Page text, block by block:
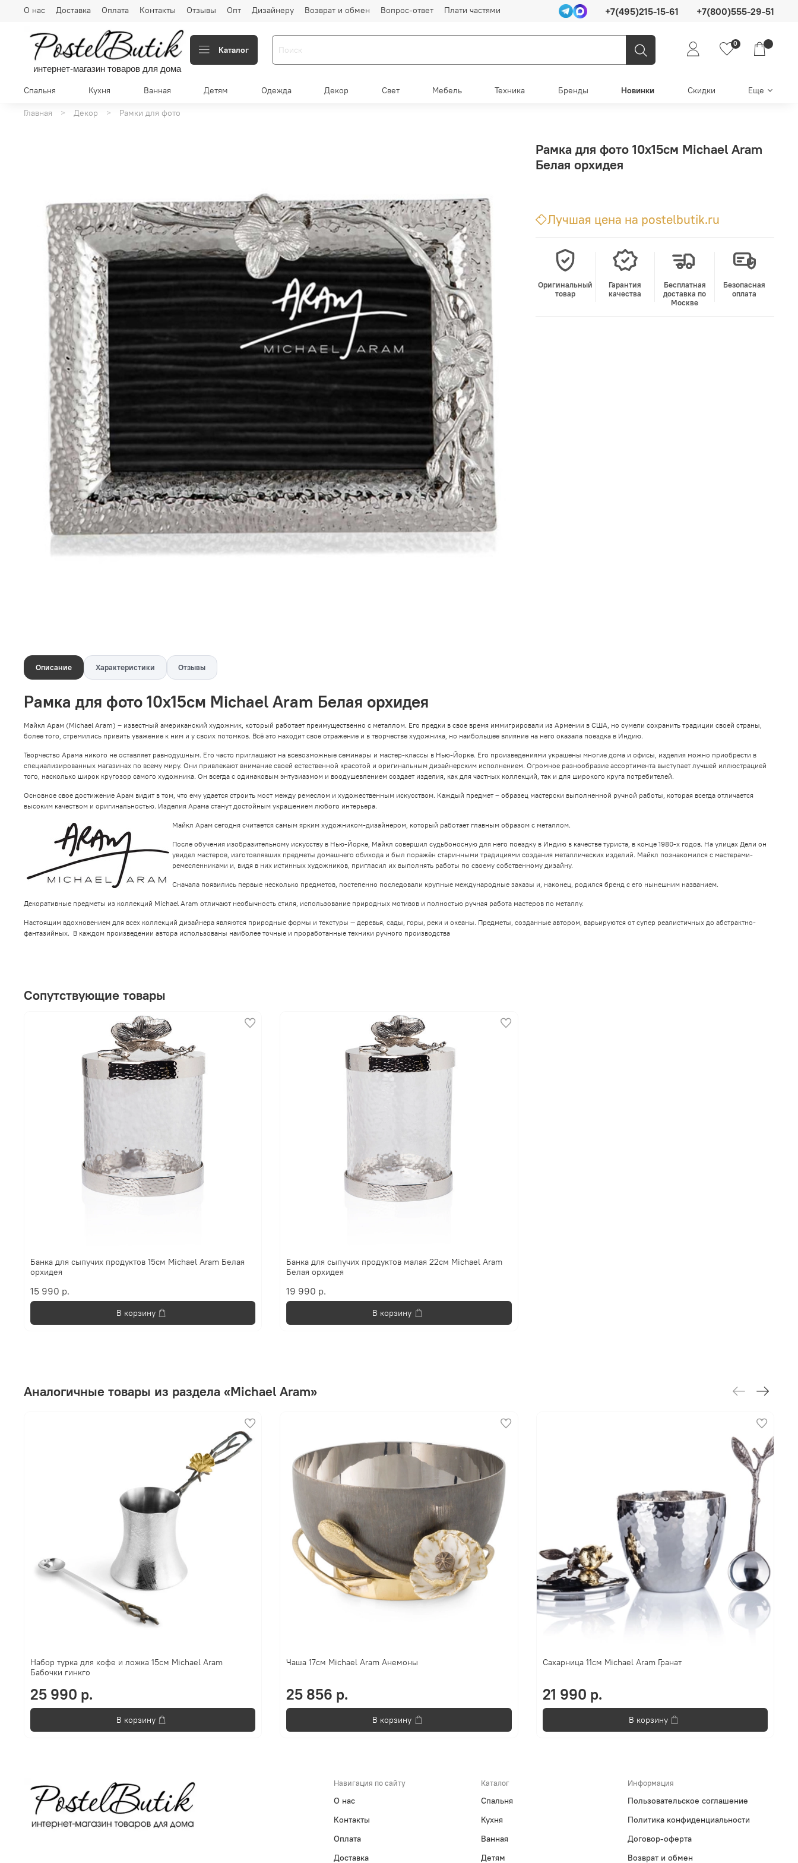
О нас Доставка Оплата Контакты Отзывы Опт Дизайнеру Возврат и обмен Вопрос-ответ Плати частями +7(495)215-15-61 +7(800)555-29-51
интернет-магазин товаров для дома
Каталог
0
Спальня Кухня Ванная Детям Одежда Декор Свет Мебель Техника Бренды Новинки Скидки Еще
Главная Декор Рамки для фото
Рамка для фото 10х15см Michael Aram
Белая орхидея
Лучшая цена на postelbutik.ru
Оригинальный
товар
Гарантия
качества
Бесплатная
доставка по
Москве
Безопасная
оплата
Описание Характеристики Отзывы
Рамка для фото 10х15см Michael Aram Белая орхидея
Майкл Арам (Michael Aram) – известный американский художник, который работает преимущественно с металлом. Его предки в свое время иммигрировали из Армении в США, но сумели сохранить традиции своей страны,
более того, стремились привить уважение к ним и у своих потомков. Всё это находит свое отражение и в творчестве художника, но наибольшее влияние на него оказала поездка в Индию.
Творчество Арама никого не оставляет равнодушным. Его часто приглашают на всевозможные семинары и мастер-классы в Нью-Йорке. Его произведениями украшены многие дома и офисы, изделия можно приобрести в
специализированных магазинах по всему миру. Они привлекают внимание своей естественной красотой и оригинальным дизайнерским исполнением. Огромное разнообразие ассортимента выступает лучшей иллюстрацией
того, насколько широк кругозор самого художника. Он всегда с одинаковым энтузиазмом и воодушевлением создает изделия, как для частных коллекций, так и для широкого круга потребителей.
Основное свое достижение Арам видит в том, что ему удается строить мост между ремеслом и художественным искусством. Каждый предмет – образец мастерски выполненной ручной работы, которая всегда отличается
высоким качеством и оригинальностью. Изделия Арама станут достойным украшением любого интерьера.
Майкл Арам сегодня считается самым ярким художником-дизайнером, который работает главным образом с металлом.
После обучения изобразительному искусству в Нью-Йорке, Майкл совершил судьбоносную для него поездку в Индию в качестве туриста, в конце 1980-х годов. На улицах Дели он
увидел мастеров, изготовлявших предметы домашнего обихода и был поражён старинными традициями создания металлических изделий. Майкл познакомился с мастерами-
ремесленниками и, видя в них истинных художников, пригласил их выполнять работы по своему собственному дизайну.
Сначала появились первые несколько предметов, постепенно последовали крупные международные заказы и, наконец, родился бренд с его нынешним названием.
Декоративные предметы из коллекций Michael Aram отличают необычность стиля, использование природных мотивов и полностью ручная работа мастеров по металлу.
Настоящим вдохновением для всех коллекций дизайнера являются природные формы и текстуры — деревья, сады, горы, реки и океаны. Предметы, созданные автором, варьируются от супер реалистичных до абстрактно-
фантазийных. В каждом произведении автора использованы наиболее точные и проработанные техники ручного производства
Сопутствующие товары
Банка для сыпучих продуктов 15см Michael Aram Белая
орхидея
15 990 р.
В корзину
Банка для сыпучих продуктов малая 22см Michael Aram
Белая орхидея
19 990 р.
В корзину
Аналогичные товары из раздела «Michael Aram»
Набор турка для кофе и ложка 15см Michael Aram
Бабочки гинкго
25 990 р.
В корзину
Чаша 17см Michael Aram Анемоны
25 856 р.
В корзину
Сахарница 11см Michael Aram Гранат
21 990 р.
В корзину
Навигация по сайту
О нас
Контакты
Оплата
Доставка
Каталог
Спальня
Кухня
Ванная
Детям
Информация
Пользовательское соглашение
Политика конфиденциальности
Договор-оферта
Возврат и обмен